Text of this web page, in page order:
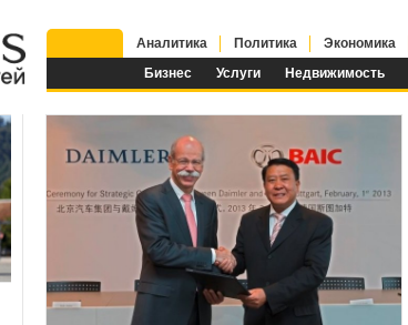
Бизнес Услуги Недвижимость
Аналитика Политика Экономика